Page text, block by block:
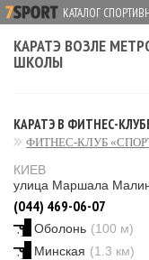
КАТАЛОГ
КАРАТЭ ВОЗЛЕ
ШКОЛЫ
КАРАТЭ В ФИТНЕС-
ФИТНЕС-КЛУБ
КИЕВ
улица Маршала
(044) 469-06-07
Оболонь (100 м)
Минская (1.3 км)